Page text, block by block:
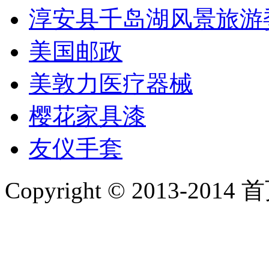
淳安县千岛湖风景旅
美国邮政
美敦力医疗器械
樱花家具漆
友仪手套
Copyright © 2013-2014